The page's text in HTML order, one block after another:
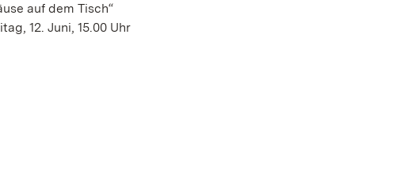
auf dem Tisch“
12. Juni, 15.00 Uhr